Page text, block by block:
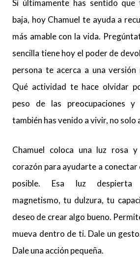
Si últimamente has sentido que
baja, hoy Chamuel te ayuda a
más amable con la vida.
sencilla tiene hoy el poder de
persona te acerca a una
Qué actividad te hace olvidar
peso de las preocupaciones
también has venido a vivir, no solo
Chamuel coloca una luz rosa
corazón para ayudarte a conectar
posible. Esa luz despierta
magnetismo, tu dulzura, tu
deseo de crear algo bueno.
mueva dentro de ti. Dale un
Dale una acción pequeña.